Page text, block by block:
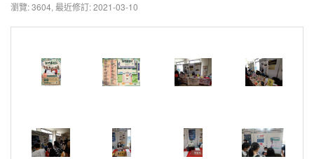
瀏覽: 3604, 最近修訂: 2021-03-10